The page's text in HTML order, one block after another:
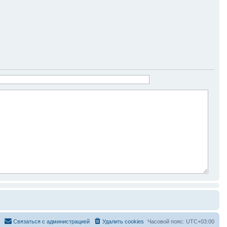
Часовой пояс: UTC+03:00
Удалить cookies
Связаться с администрацией